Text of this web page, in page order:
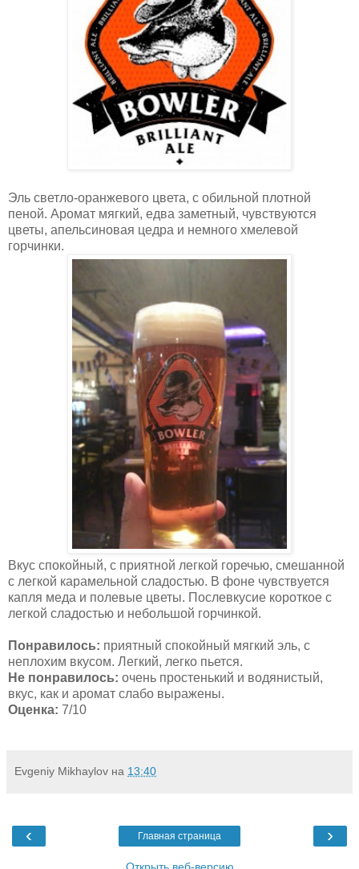
Эль светло-оранжевого цвета, с обильной плотной
пеной. Аромат мягкий, едва заметный, чувствуются
цветы, апельсиновая цедра и немного хмелевой
горчинки.
Вкус спокойный, с приятной легкой горечью, смешанной
с легкой карамельной сладостью. В фоне чувствуется
капля меда и полевые цветы. Послевкусие короткое с
легкой сладостью и небольшой горчинкой.
Понравилось: приятный спокойный мягкий эль, с
неплохим вкусом. Легкий, легко пьется.
Не понравилось: очень простенький и водянистый,
вкус, как и аромат слабо выражены.
Оценка: 7/10
Evgeniy Mikhaylov на 13:40
‹ ›
Главная страница
Открыть веб-версию